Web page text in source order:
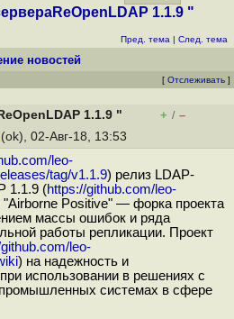
1.1.9 "
Пред. тема | След. тема
новостей
[ Отслеживать ]
1.1.9 " + / –
(ok), 02-Авг-18, 13:53
leo-
tag/v1.1.9) релиз LDAP-
1.1.9 (https://github.com/leo-
"Airborne Positive" — форка проекта
массы ошибок и ряда
работы репликации. Проект
leo-
) на надежность и
использовании в решениях с
промышленных системах в сфере